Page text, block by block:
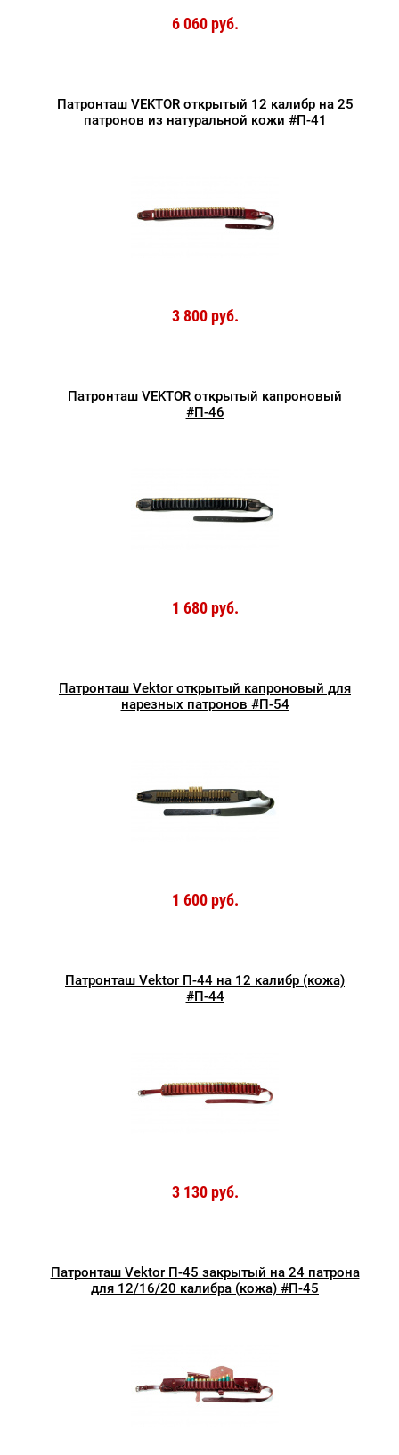
6 060 руб.
Патронташ VEKTOR открытый 12 калибр на 25
патронов из натуральной кожи #П-41
3 800 руб.
Патронташ VEKTOR открытый капроновый
#П-46
1 680 руб.
Патронташ Vektor открытый капроновый для
нарезных патронов #П-54
1 600 руб.
Патронташ Vektor П-44 на 12 калибр (кожа)
#П-44
3 130 руб.
Патронташ Vektor П-45 закрытый на 24 патрона
для 12/16/20 калибра (кожа) #П-45